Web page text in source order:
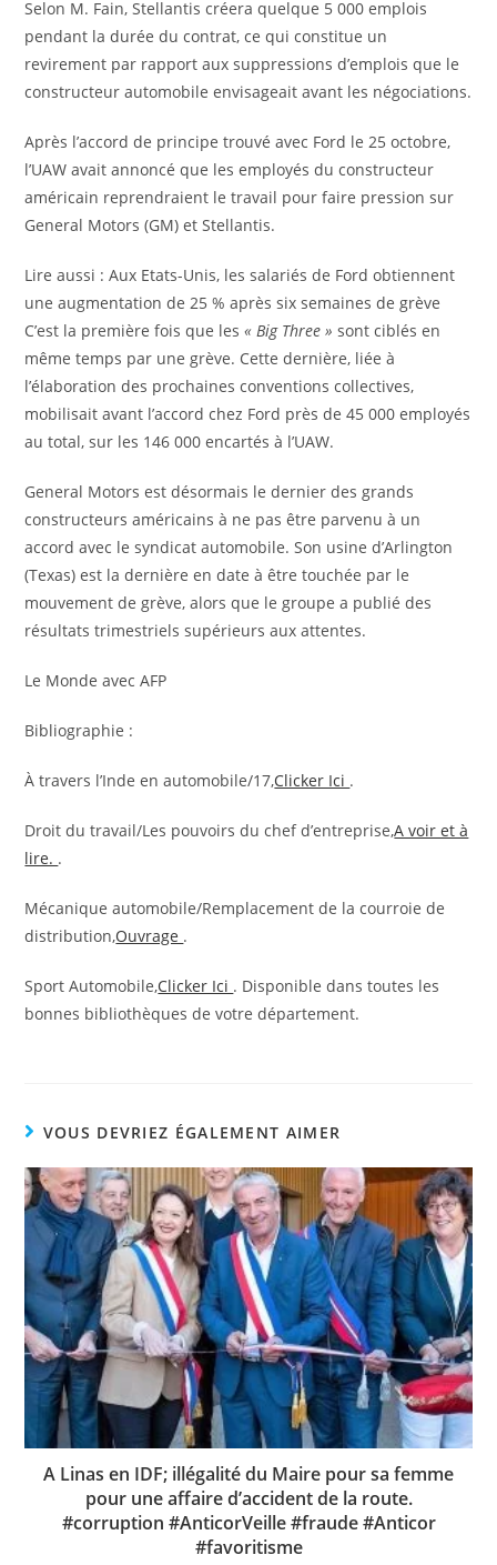
n
é
s
e
r
v
é
n
o
s
a
t
i
c
l
r
é
s
e
v
é
à
n
o
s
a
Selon M. Fain, Stellantis créera quelque 5 000 emplois
pendant la durée du contrat, ce qui constitue un
revirement par rapport aux suppressions d’emplois que le
constructeur automobile envisageait avant les négociations.
Après l’accord de principe trouvé avec Ford le 25 octobre,
l’UAW avait annoncé que les employés du constructeur
américain reprendraient le travail pour faire pression sur
General Motors (GM) et Stellantis.
Lire aussi : A
r
t
i
c
l
e
é
s
e
r
v
é
n
a
o
é
s
Aux Etats-Unis, les salariés de Ford obtiennent
une augmentation de 25 % après six semaines de grève
C’est la première fois que les« Big Three » sont ciblés en
même temps par une grève. Cette dernière, liée à
l’élaboration des prochaines conventions collectives,
mobilisait avant l’accord chez Ford près de 45 000 employés
au total, sur les 146 000 encartés à l’UAW.
General Motors est désormais le dernier des grands
constructeurs américains à ne pas être parvenu à un
accord avec le syndicat automobile. Son usine d’Arlington
(Texas) est la dernière en date à être touchée par le
mouvement de grève, alors que le groupe a publié des
résultats trimestriels supérieurs aux attentes.
Le Monde avec AFP
Bibliographie :
À travers l’Inde en automobile/17,Clicker Ici .
Droit du travail/Les pouvoirs du chef d’entreprise,A voir et à
lire. .
Mécanique automobile/Remplacement de la courroie de
distribution,Ouvrage .
Sport Automobile,Clicker Ici . Disponible dans toutes les
bonnes bibliothèques de votre département.
VOUS DEVRIEZ ÉGALEMENT AIMER
A Linas en IDF; illégalité du Maire pour sa femme
pour une affaire d’accident de la route.
#corruption #AnticorVeille #fraude #Anticor
#favoritisme